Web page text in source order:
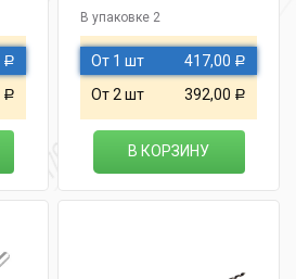
Р
Р
В упаковке 2
От 1 шт 417,00 Р
От 2 шт 392,00 Р
В КОРЗИНУ